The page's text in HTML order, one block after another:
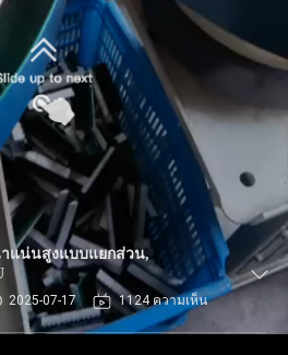
แน่นสูงแบบแยกส่วน,
2025-07-17 1124 ความเห็น